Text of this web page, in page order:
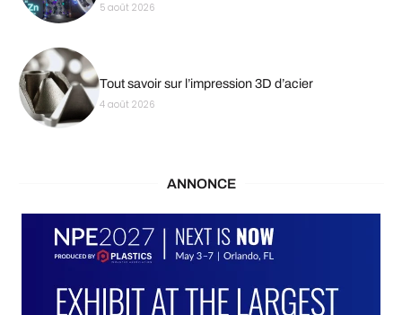
5 août 2026
Tout savoir sur l’impression 3D d’acier
4 août 2026
ANNONCE